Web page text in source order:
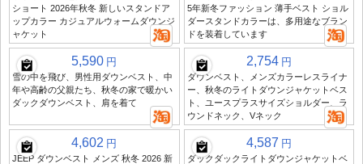
ショート 2026年秋冬 新しいスタンドア
ップカラー カジュアルウォームダウンジ
ャケット
5年新冬ファッション 薄手ベスト ショル
ダースタンドカラーは、多用途なブラン
ドを装着しています
5,590 円
雪の中を飛び、男性用ダウンベスト、中
年や高齢の父親たち、秋冬の家で暖かい
ダックダウンベスト、肩を着て
2,754 円
ダウンベスト、メンズカラーレスライナ
ー、秋冬のライトダウンジャケットベス
ト、ユースプラスサイズショルダー、ラ
ウンドネック、Vネック
4,602 円
JEEP ダウンベスト メンズ 秋冬 2026 新
4,587 円
ダックダックライトダウンジャケットベ